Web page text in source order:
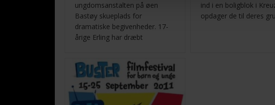
ungdomsanstalten på øen
Bastøy skueplads for
dramatiske begivenheder. 17-
årige Erling har dræbt
ind i en boligblok i
opdager de til deres